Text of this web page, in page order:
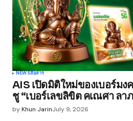
NEWSสื่อสาร
AIS เปิดมิติใหม่ของเบอร์มง
ชู “เบอร์เลขลิขิต คเณศา ลา
byKhun JarinJuly 9, 2026